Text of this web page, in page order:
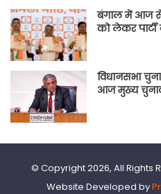
बंगाल में आज से
को लेकर पार्टी
विधानसभा
आज मुख्य
© Copyright 2026, All Rights
Website Developed by